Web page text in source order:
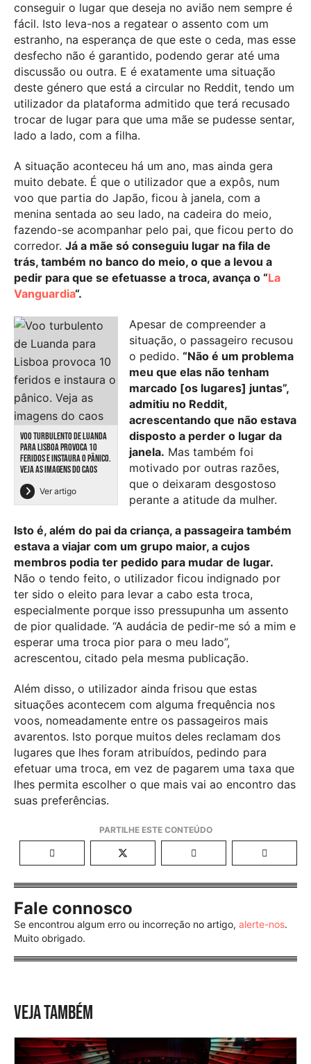
conseguir o lugar que deseja no avião nem sempre é
fácil. Isto leva-nos a regatear o assento com um
estranho, na esperança de que este o ceda, mas esse
desfecho não é garantido, podendo gerar até uma
discussão ou outra. E é exatamente uma situação
deste género que está a circular no Reddit, tendo um
utilizador da plataforma admitido que terá recusado
trocar de lugar para que uma mãe se pudesse sentar,
lado a lado, com a filha.
A situação aconteceu há um ano, mas ainda gera
muito debate. É que o utilizador que a expôs, num
voo que partia do Japão, ficou à janela, com a
menina sentada ao seu lado, na cadeira do meio,
fazendo-se acompanhar pelo pai, que ficou perto do
corredor. Já a mãe só conseguiu lugar na fila de
trás, também no banco do meio, o que a levou a
pedir para que se efetuasse a troca, avança o “La
Vanguardia“.
VOO TURBULENTO DE LUANDA
PARA LISBOA PROVOCA 10
FERIDOS E INSTAURA O PÂNICO.
VEJA AS IMAGENS DO CAOS
Ver artigo
Apesar de compreender a
situação, o passageiro recusou
o pedido. “Não é um problema
meu que elas não tenham
marcado [os lugares] juntas”,
admitiu no Reddit,
acrescentando que não estava
disposto a perder o lugar da
janela. Mas também foi
motivado por outras razões,
que o deixaram desgostoso
perante a atitude da mulher.
Isto é, além do pai da criança, a passageira também
estava a viajar com um grupo maior, a cujos
membros podia ter pedido para mudar de lugar.
Não o tendo feito, o utilizador ficou indignado por
ter sido o eleito para levar a cabo esta troca,
especialmente porque isso pressupunha um assento
de pior qualidade. “A audácia de pedir-me só a mim e
esperar uma troca pior para o meu lado”,
acrescentou, citado pela mesma publicação.
Além disso, o utilizador ainda frisou que estas
situações acontecem com alguma frequência nos
voos, nomeadamente entre os passageiros mais
avarentos. Isto porque muitos deles reclamam dos
lugares que lhes foram atribuídos, pedindo para
efetuar uma troca, em vez de pagarem uma taxa que
lhes permita escolher o que mais vai ao encontro das
suas preferências.
Fale connosco
Se encontrou algum erro ou incorreção no artigo, alerte-nos.
Muito obrigado.
VEJA TAMBÉM